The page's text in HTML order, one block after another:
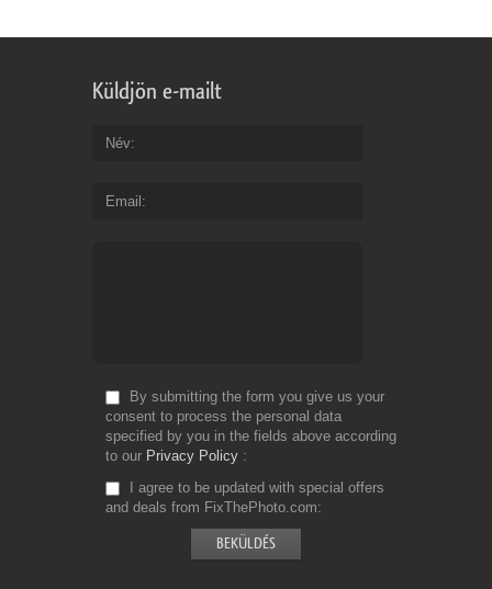
Küldjön e-mailt
Név
Email
By submitting the form you give us your
consent to process the personal data
specified by you in the fields above according
to our Privacy Policy
I agree to be updated with special offers
and deals from FixThePhoto.com